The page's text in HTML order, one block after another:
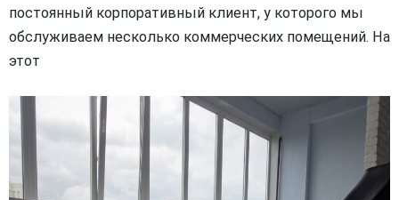
постоянный корпоративный клиент, у которого мы
обслуживаем несколько коммерческих помещений. На
этот